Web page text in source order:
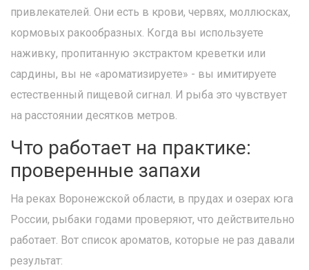
привлекателей. Они есть в крови, червях, моллюсках,
кормовых ракообразных. Когда вы используете
наживку, пропитанную экстрактом креветки или
сардины, вы не «ароматизируете» - вы имитируете
естественный пищевой сигнал. И рыба это чувствует
на расстоянии десятков метров.
Что работает на практике:
проверенные запахи
На реках Воронежской области, в прудах и озерах юга
России, рыбаки годами проверяют, что действительно
работает. Вот список ароматов, которые не раз давали
результат: